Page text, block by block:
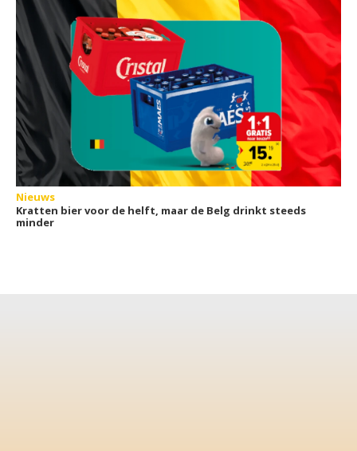
Nieuws
Kratten bier voor de helft, maar de Belg drinkt steeds
minder